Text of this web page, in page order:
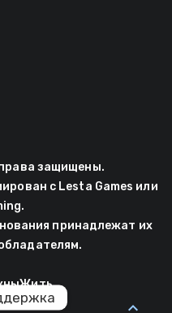
защищены.
с Lesta Games или
принадлежат их
expand_less